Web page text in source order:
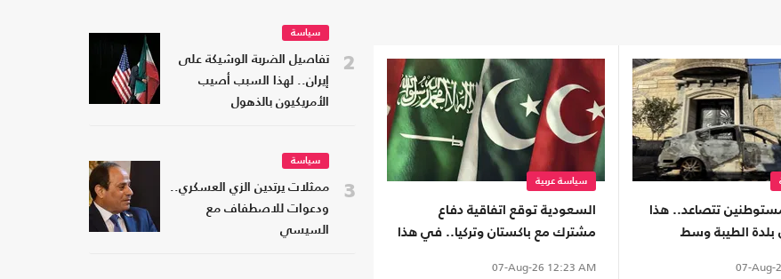
تتصاعد.. هذا
الطيبة وسط
07-Aug-
سياسة عربية
السعودية توقع اتفاقية دفاع
مشترك مع باكستان وتركيا.. في هذا
07-Aug-26 12:23 AM
2
سياسة
تفاصيل الضربة الوشيكة على
إيران.. لهذا السبب أصيب
الأمريكيون بالذهول
3
سياسة
ممثلات يرتدين الزي العسكري..
ودعوات للاصطفاف مع
السيسي